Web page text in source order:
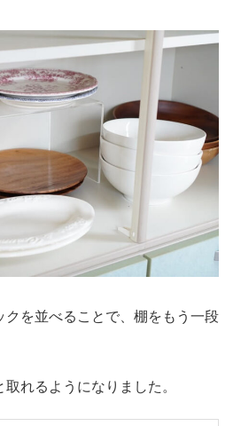
クを並べることで、棚をもう一段
れるようになりました。